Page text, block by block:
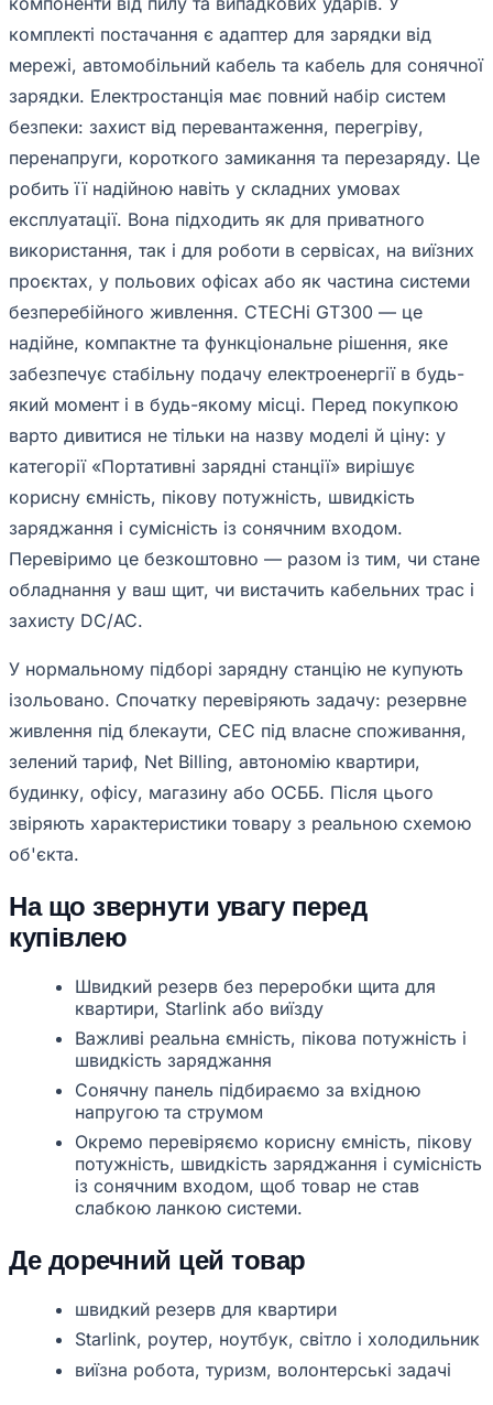
комплекті постачання є адаптер для зарядки від
мережі, автомобільний кабель та кабель для сонячної
зарядки. Електростанція має повний набір систем
безпеки: захист від перевантаження, перегріву,
перенапруги, короткого замикання та перезаряду. Це
робить її надійною навіть у складних умовах
експлуатації. Вона підходить як для приватного
використання, так і для роботи в сервісах, на виїзних
проєктах, у польових офісах або як частина системи
безперебійного живлення. CTECHi GT300 — це
надійне, компактне та функціональне рішення, яке
забезпечує стабільну подачу електроенергії в будь-
який момент і в будь-якому місці. Перед покупкою
варто дивитися не тільки на назву моделі й ціну: у
категорії «Портативні зарядні станції» вирішує
корисну ємність, пікову потужність, швидкість
заряджання і сумісність із сонячним входом.
Перевіримо це безкоштовно — разом із тим, чи стане
обладнання у ваш щит, чи вистачить кабельних трас і
захисту DC/AC.
У нормальному підборі зарядну станцію не купують
ізольовано. Спочатку перевіряють задачу: резервне
живлення під блекаути, СЕС під власне споживання,
зелений тариф, Net Billing, автономію квартири,
будинку, офісу, магазину або ОСББ. Після цього
звіряють характеристики товару з реальною схемою
об'єкта.
На що звернути увагу перед
купівлею
Швидкий резерв без переробки щита для
квартири, Starlink або виїзду
Важливі реальна ємність, пікова потужність і
швидкість заряджання
Сонячну панель підбираємо за вхідною
напругою та струмом
Окремо перевіряємо корисну ємність, пікову
потужність, швидкість заряджання і сумісність
із сонячним входом, щоб товар не став
слабкою ланкою системи.
Де доречний цей товар
швидкий резерв для квартири
Starlink, роутер, ноутбук, світло і холодильник
виїзна робота, туризм, волонтерські задачі